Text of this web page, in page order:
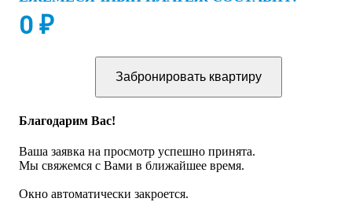
0 ₽
Забронировать квартиру
Благодарим Вас!
Ваша заявка на просмотр успешно принята.
Мы свяжемся с Вами в ближайшее время.
Окно автоматически закроется.